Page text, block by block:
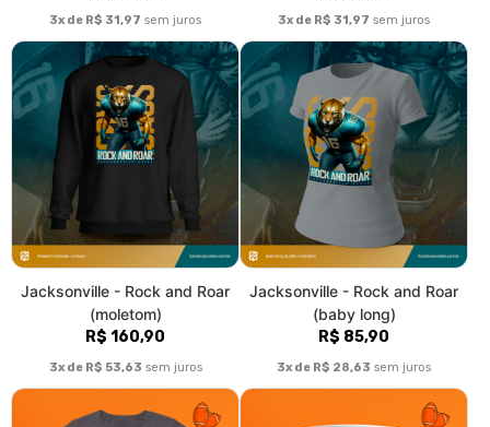
3x de R$ 31,97 sem juros 3x de R$ 31,97 sem juros
Jacksonville - Rock and Roar
(moletom)
R$ 160,90
3x de R$ 53,63 sem juros
Jacksonville - Rock and Roar
(baby long)
R$ 85,90
3x de R$ 28,63 sem juros